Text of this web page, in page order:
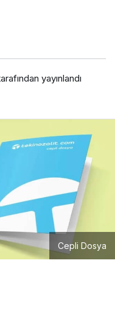
yayınlandı
Cepli Dosya